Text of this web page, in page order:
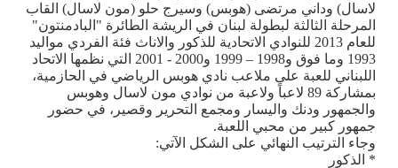
لاسال) وداني مرتضى (هوبس) وسيرج حلو (مون لاسال) القاب
المرحلة الثالثة لبطولة لبنان في الريشة الطائرة "البادمنتون"
للعام 2013 للنوادي الاتحادية للذكور والاناث فئة الفردي مواليد
1993 وما فوق و1998 – 1999 و2000 - 2001 التي نظمها الاتحاد
اللبناني للعبة على ملاعب نادي هوبس الرياضي في الحازمية،
بمشاركة 89 لاعباً ولاعبة من نوادي مون لاسال وهوبس
والجمهور ودنك واليسار ومجمع التحرير وقصير، في حضور
جمهور كبير من محبي اللعبة.
وجاء الترتيب النهائي على الشكل الآتي:
* الذكور